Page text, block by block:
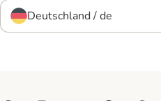
Deutschland / de